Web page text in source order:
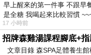
早上醒來的第一件事 不跟早
是全糖 我喝起來比較習慣
17 小時前
文章目錄 森SPA足體養生